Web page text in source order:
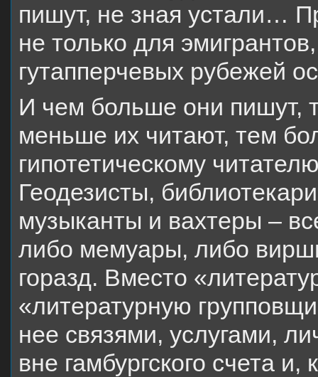
пишут, не зная устали…
не только для
гутапперчевых рубежей
И чем больше они пишут,
меньше их читают, тем
гипотетическому
Геодезисты,
музыканты и вахтеры –
либо мемуары, либо
горазд. Вместо
«литературную
нее связями, услугами,
вне гамбургского счета